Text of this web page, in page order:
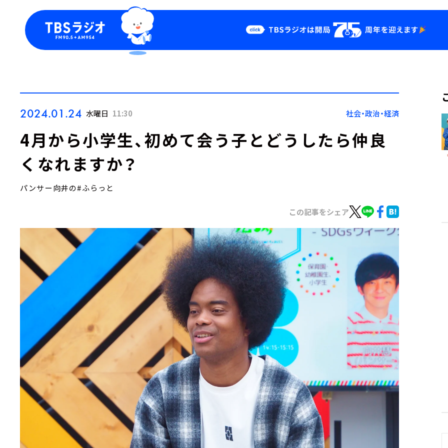
Podcast
YouTube
会社情報
2024.01.24 水曜日 11:30 社会・政治・経済
4月から小学生、初めて会う子とどうしたら仲良
くなれますか？
パンサー向井の#ふらっと
この記事をシェア